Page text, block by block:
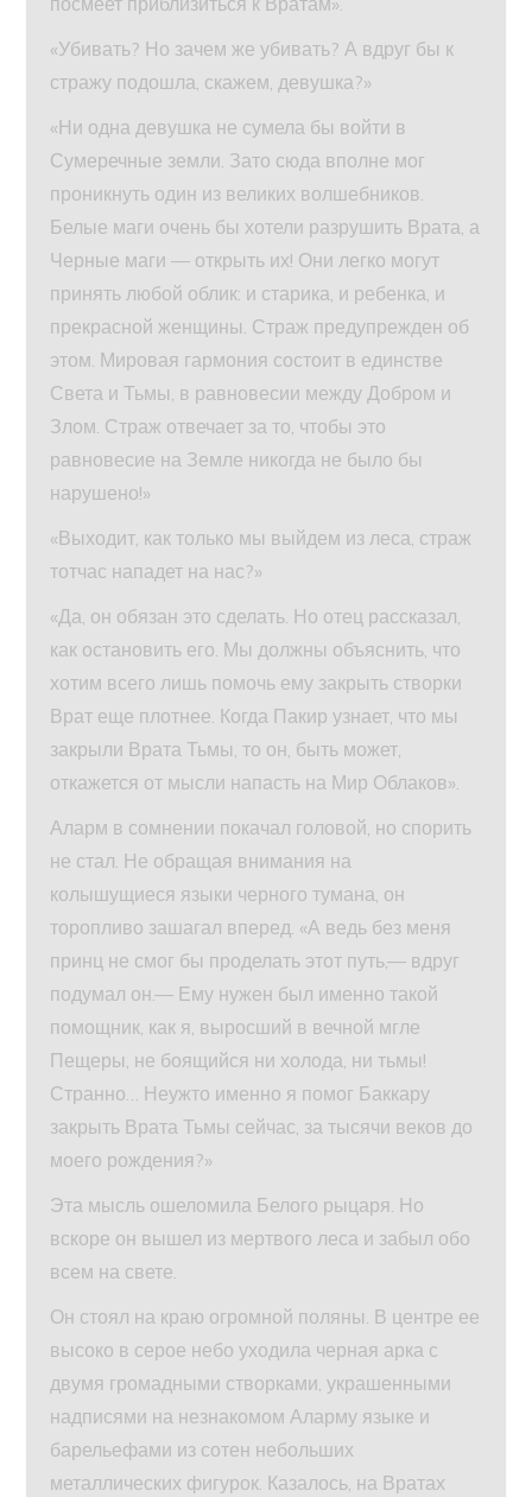
«Убивать? Но зачем же убивать? А вдруг бы к
стражу подошла, скажем, девушка?»
«Ни одна девушка не сумела бы войти в
Сумеречные земли. Зато сюда вполне мог
проникнуть один из великих волшебников.
Белые маги очень бы хотели разрушить Врата, а
Черные маги — открыть их! Они легко могут
принять любой облик: и старика, и ребенка, и
прекрасной женщины. Страж предупрежден об
этом. Мировая гармония состоит в единстве
Света и Тьмы, в равновесии между Добром и
Злом. Страж отвечает за то, чтобы это
равновесие на Земле никогда не было бы
нарушено!»
«Выходит, как только мы выйдем из леса, страж
тотчас нападет на нас?»
«Да, он обязан это сделать. Но отец рассказал,
как остановить его. Мы должны объяснить, что
хотим всего лишь помочь ему закрыть створки
Врат еще плотнее. Когда Пакир узнает, что мы
закрыли Врата Тьмы, то он, быть может,
откажется от мысли напасть на Мир Облаков».
Аларм в сомнении покачал головой, но спорить
не стал. Не обращая внимания на
колышущиеся языки черного тумана, он
торопливо зашагал вперед. «А ведь без меня
принц не смог бы проделать этот путь,— вдруг
подумал он.— Ему нужен был именно такой
помощник, как я, выросший в вечной мгле
Пещеры, не боящийся ни холода, ни тьмы!
Странно… Неужто именно я помог Баккару
закрыть Врата Тьмы сейчас, за тысячи веков до
моего рождения?»
Эта мысль ошеломила Белого рыцаря. Но
вскоре он вышел из мертвого леса и забыл обо
всем на свете.
Он стоял на краю огромной поляны. В центре ее
высоко в серое небо уходила черная арка с
двумя громадными створками, украшенными
надписями на незнакомом Аларму языке и
барельефами из сотен небольших
металлических фигурок. Казалось, на Вратах